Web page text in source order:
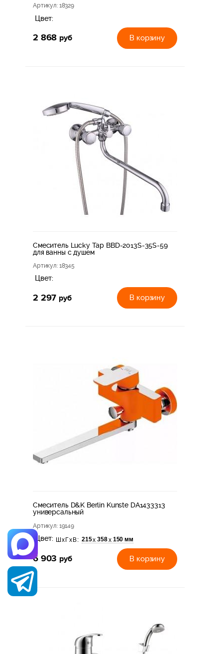
Артикул: 18329
Цвет:
2 868 руб В корзину
Смеситель Lucky Tap BBD-2013S-35S-59
для ванны с душем
Артикул: 18345
Цвет:
2 297 руб В корзину
Смеситель D&K Berlin Kunste DA1433313
универсальный
Артикул: 19149
Цвет: ШхГхВ: 215х 358х 150 мм
6 903 руб В корзину